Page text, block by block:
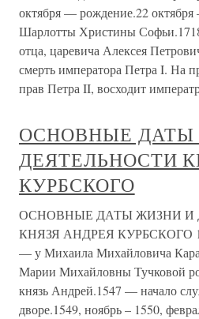
октября — рождение.22
Шарлотты Христины
отца, царевича Алексея
смерть императора Петра I. На
прав Петра II, восходит
ОСНОВНЫЕ
ДЕЯТЕЛЬНОСТИ
КУРБСКОГО
ОСНОВНЫЕ ДАТЫ ЖИЗНИ И
КНЯЗЯ АНДРЕЯ КУРБСКОГО
— у Михаила Михайловича
Марии Михайловны Тучковой
князь Андрей.1547 — начало
дворе.1549, ноябрь – 1550,